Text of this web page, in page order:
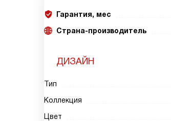
Гарантия, мес
Страна-производитель
ДИЗАЙН
Тип
Коллекция
Цвет